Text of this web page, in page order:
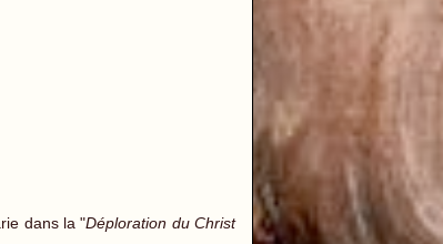
dans la "Déploration du Christ